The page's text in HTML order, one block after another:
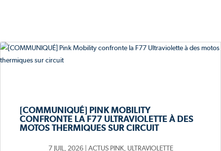
[COMMUNIQUÉ] PINK MOBILITY
CONFRONTE LA F77 ULTRAVIOLETTE À DES
MOTOS THERMIQUES SUR CIRCUIT
7 JUIL, 2026| ACTUS PINK, ULTRAVIOLETTE